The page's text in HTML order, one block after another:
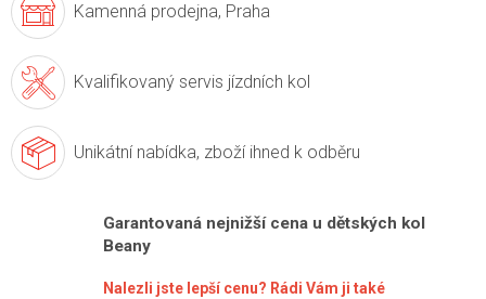
Kamenná prodejna, Praha
Kvalifikovaný servis jízdních kol
Unikátní nabídka, zboží ihned k odběru
Garantovaná nejnižší cena u dětských kol
Beany
Nalezli jste lepší cenu? Rádi Vám ji také